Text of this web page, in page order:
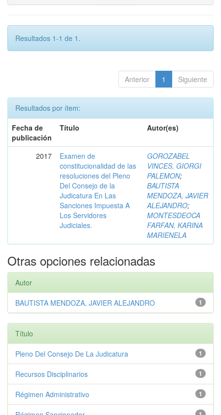
Resultados 1-1 de 1.
Anterior 1 Siguiente
Resultados por ítem:
Fecha de
publicación
Título Autor(es)
2017
Examen de
constitucionalidad de las
resoluciones del Pleno
Del Consejo de la
Judicatura En Las
Sanciones Impuesta A
Los Servidores
Judiciales.
GOROZABEL
VINCES, GIORGI
PALEMON;
BAUTISTA
MENDOZA, JAVIER
ALEJANDRO;
MONTESDEOCA
FARFAN, KARINA
MARIENELA
Otras opciones relacionadas
Autor
1
BAUTISTA MENDOZA, JAVIER ALEJANDRO
Título
1
Pleno Del Consejo De La Judicatura
1
Recursos Disciplinarios
1
Régimen Administrativo